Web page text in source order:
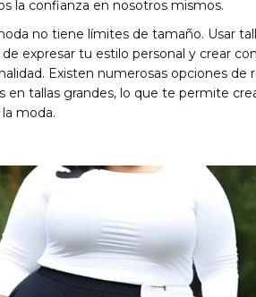
la confianza en nosotros mismos.
no tiene límites de tamaño. Usar
expresar tu estilo personal y crear
Existen numerosas opciones de
en tallas grandes, lo que te permite
moda.